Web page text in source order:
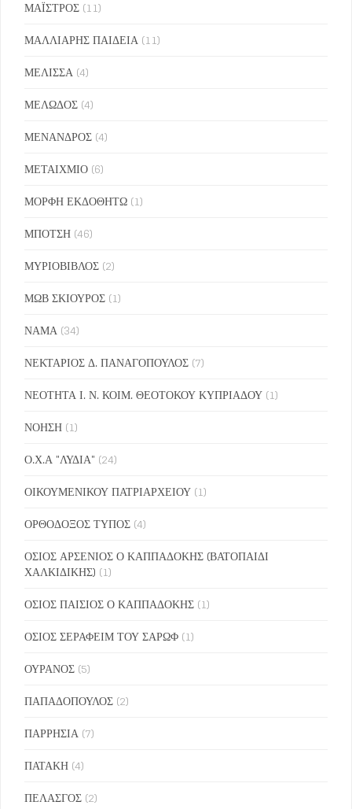
ΜΑΪΣΤΡΟΣ (11)
ΜΑΛΛΙΑΡΗΣ ΠΑΙΔΕΙΑ (11)
ΜΕΛΙΣΣΑ (4)
ΜΕΛΩΔΟΣ (4)
ΜΕΝΑΝΔΡΟΣ (4)
ΜΕΤΑΙΧΜΙΟ (6)
ΜΟΡΦΗ ΕΚΔΟΘΗΤΩ (1)
ΜΠΟΤΣΗ (46)
ΜΥΡΙΟΒΙΒΛΟΣ (2)
ΜΩΒ ΣΚΙΟΥΡΟΣ (1)
ΝΑΜΑ (34)
ΝΕΚΤΑΡΙΟΣ Δ. ΠΑΝΑΓΟΠΟΥΛΟΣ (7)
ΝΕΟΤΗΤΑ Ι. Ν. ΚΟΙΜ. ΘΕΟΤΟΚΟΥ ΚΥΠΡΙΑΔΟΥ (1)
ΝΟΗΣΗ (1)
Ο.Χ.Α "ΛΥΔΙΑ" (24)
ΟΙΚΟΥΜΕΝΙΚΟΥ ΠΑΤΡΙΑΡΧΕΙΟΥ (1)
ΟΡΘΟΔΟΞΟΣ ΤΥΠΟΣ (4)
ΟΣΙΟΣ ΑΡΣΕΝΙΟΣ Ο ΚΑΠΠΑΔΟΚΗΣ (ΒΑΤΟΠΑΙΔΙ
ΧΑΛΚΙΔΙΚΗΣ) (1)
ΟΣΙΟΣ ΠΑΙΣΙΟΣ Ο ΚΑΠΠΑΔΟΚΗΣ (1)
ΟΣΙΟΣ ΣΕΡΑΦΕΙΜ ΤΟΥ ΣΑΡΩΦ (1)
ΟΥΡΑΝΟΣ (5)
ΠΑΠΑΔΟΠΟΥΛΟΣ (2)
ΠΑΡΡΗΣΙΑ (7)
ΠΑΤΑΚΗ (4)
ΠΕΛΑΣΓΟΣ (2)